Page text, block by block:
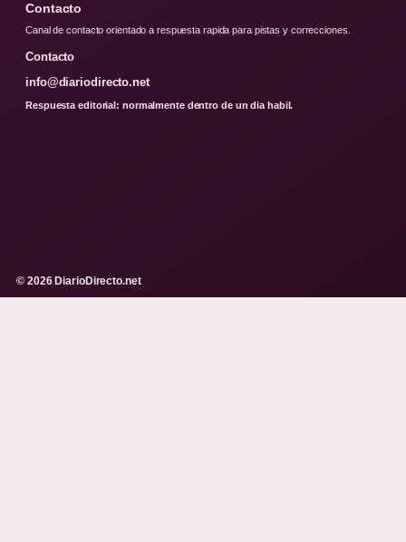
Contacto
Canal de contacto orientado a respuesta rapida para pistas y correcciones.
Contacto
info@diariodirecto.net
Respuesta editorial: normalmente dentro de un dia habil.
© 2026 DiarioDirecto.net